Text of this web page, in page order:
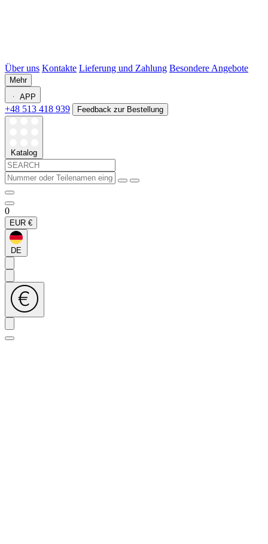
Über uns Kontakte Lieferung und Zahlung Besondere Angebote
Mehr
APP
+48 513 418 939 Feedback zur Bestellung
Katalog
0
EUR €
DE